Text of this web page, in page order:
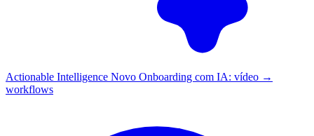
Actionable Intelligence Novo Onboarding com IA: vídeo →
workflows